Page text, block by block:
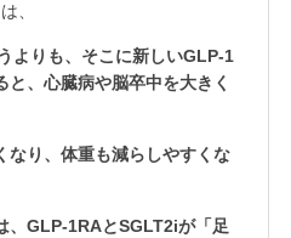
、
よりも、そこに新しいGLP-1
と、心臓病や脳卒中を大きく
なり、体重も減らしやすくな
、GLP-1RAとSGLT2iが「足